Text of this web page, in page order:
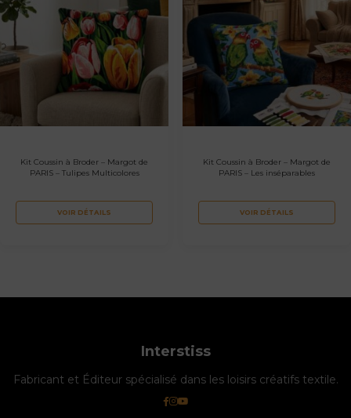
Kit Coussin à Broder – Margot de
PARIS – Tulipes Multicolores
VOIR DÉTAILS
Kit Coussin à Broder – Margot de
PARIS – Les inséparables
VOIR DÉTAILS
Interstiss
Fabricant et Éditeur spécialisé dans les loisirs créatifs textile.